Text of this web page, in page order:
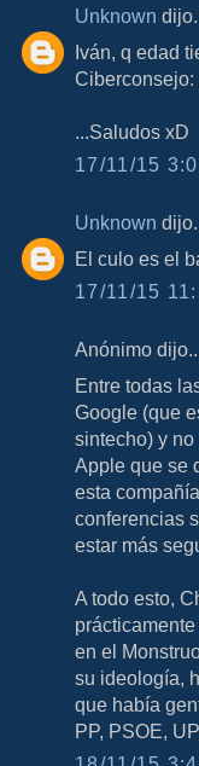
Unknown
Iván, q edad
Ciberconsejo:
...Saludos xD
17/11/15
Unknown
El culo es el
17/11/15
Anónimo
Entre todas
Google (que
sintecho) y
Apple que se
esta
conferencias
estar más
A todo esto,
en el
su ideología,
que había
PP, PSOE,